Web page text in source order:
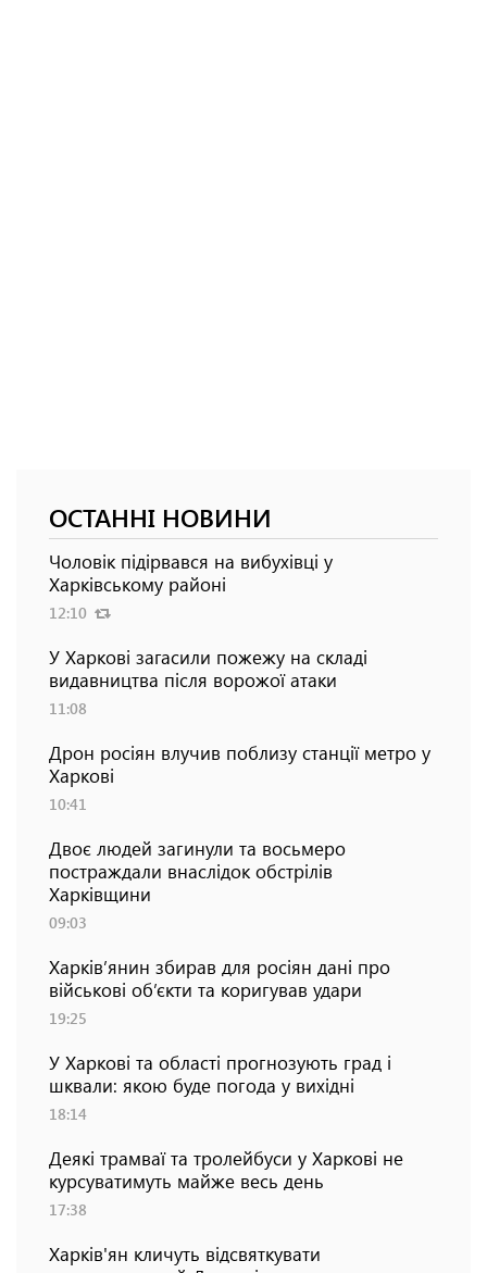
ОСТАННІ НОВИНИ
Чоловік підірвався на вибухівці у
Харківському районі
12:10
У Харкові загасили пожежу на складі
видавництва після ворожої атаки
11:08
Дрон росіян влучив поблизу станції метро у
Харкові
10:41
Двоє людей загинули та восьмеро
постраждали внаслідок обстрілів
Харківщини
09:03
Харків’янин збирав для росіян дані про
військові об’єкти та коригував удари
19:25
У Харкові та області прогнозують град і
шквали: якою буде погода у вихідні
18:14
Деякі трамваї та тролейбуси у Харкові не
курсуватимуть майже весь день
17:38
Харків'ян кличуть відсвяткувати